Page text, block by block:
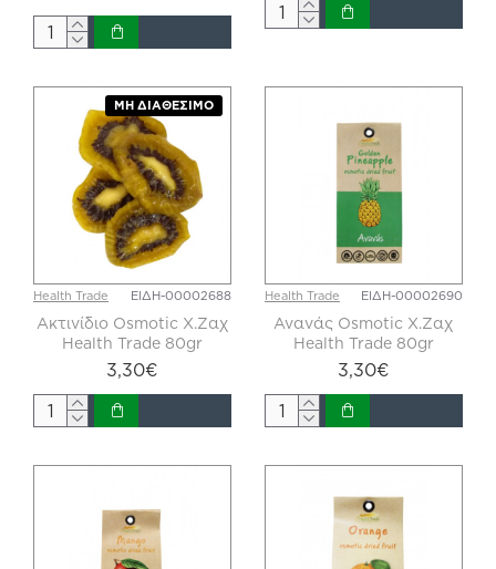
ΜΗ ΔΙΑΘΈΣΙΜΟ
Health Trade ΕΙΔΗ-00002688
Ακτινίδιο Osmotic X.Zαχ
Health Trade 80gr
3,30€
Health Trade ΕΙΔΗ-00002690
Ανανάς Osmotic X.Zαχ
Health Trade 80gr
3,30€